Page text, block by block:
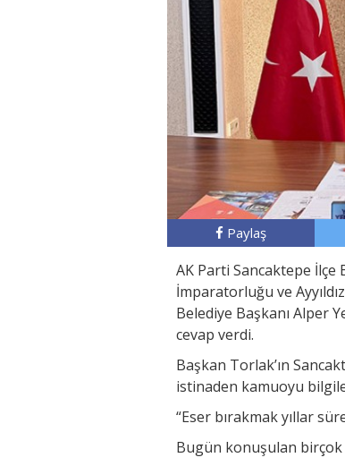
Paylaş
AK Parti Sancaktepe İlçe
İmparatorluğu ve
Belediye Başkanı Alper
cevap verdi.
Başkan Torlak’ın
istinaden kamuoyu
“Eser bırakmak yıllar
Bugün konuşulan birçok